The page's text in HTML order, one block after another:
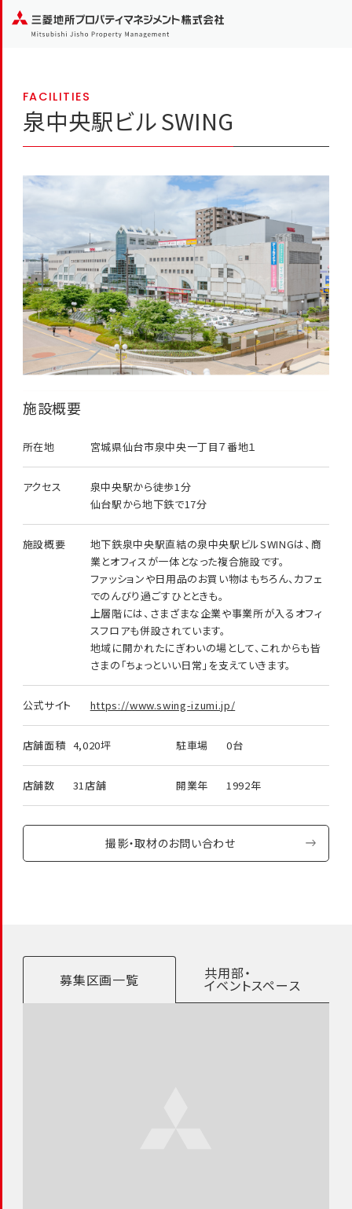
FACILITIES
泉中央駅ビル SWING
施設概要
所在地 宮城県仙台市泉中央一丁目７番地１
アクセス
泉中央駅から徒歩1分
仙台駅から地下鉄で17分
施設概要
地下鉄泉中央駅直結の泉中央駅ビルSWINGは、商
業とオフィスが一体となった複合施設です。
ファッションや日用品のお買い物はもちろん、カフェ
でのんびり過ごすひとときも。
上層階には、さまざまな企業や事業所が入るオフィ
スフロアも併設されています。
地域に開かれたにぎわいの場として、これからも皆
さまの「ちょっといい日常」を支えていきます。
公式サイト https://www.swing-izumi.jp/
店舗面積 4,020坪 駐車場 0台
店舗数 31店舗 開業年 1992年
撮影・取材のお問い合わせ
募集区画一覧 共用部・
イベントスペース